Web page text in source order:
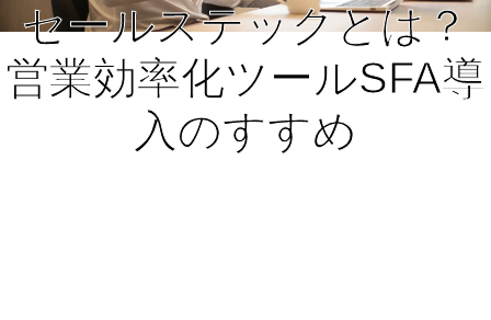
セールステックとは？
営業効率化ツールSFA導
入のすすめ